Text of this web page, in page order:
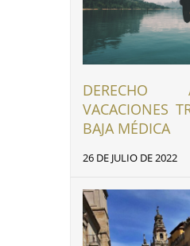
DERECHO
VACACIONES
BAJA MÉDICA
26 DE JULIO DE 2022